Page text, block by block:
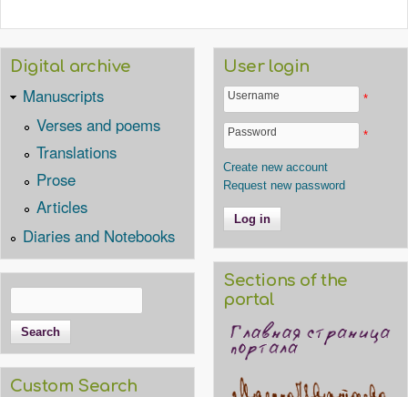
Digital archive
Manuscripts
Verses and poems
Translations
Prose
Articles
Diaries and Notebooks
Search form
Custom Search
User login
Username *
Password *
Create new account
Request new password
Sections of the
portal